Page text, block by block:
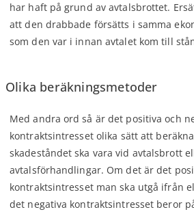
har haft på grund av avtalsbrottet.
att den drabbade försätts i samma
som den var i innan avtalet kom till
Olika beräkningsmetoder
Med andra ord så är det positiva och
kontraktsintresset olika sätt att
skadeståndet ska vara vid avtalsbrott
avtalsförhandlingar. Om det är det
kontraktsintresset man ska utgå ifrån
det negativa kontraktsintresset beror